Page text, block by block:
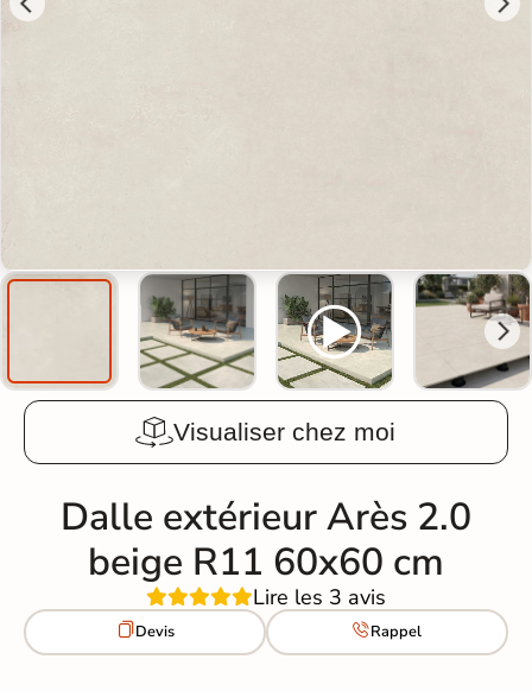
Visualiser chez moi
Dalle extérieur Arès 2.0
beige R11 60x60 cm
Lire les 3 avis
Devis Rappel